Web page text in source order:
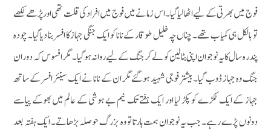
فوج میں بھرتی کے لیے اٹھا لیاگیا۔ اس زمانے میں فوج میں افراد کی قلت تھی اور پڑھے لکھے
تو بالکل ہی کمیاب تھے۔ چناں چہ خلیل طوقار کے نانا کو ایک جنگی جہاز کا افسر بنا دیاگیا۔ چودہ
پندرہ سال کا یہ نوجوان اپنی بٹالین کو لے کر جنگ کے لیے روانہ ہوگیا۔ مگر افسوس کہ دوران
جنگ وہ جہاز ڈوب گیا۔ بیشتر فوجی شہید ہوگئے مگر ان کے نانا نے ایک سینئر افسر کے ساتھ
جہاز کے ایک ٹکڑے کو پکڑ لیا اور ایک ہفتے تک نیم بے ہوشی کے عالم میں بھوکے پیاسے
دونوں پڑے رہے۔ جب یہ نوجوان ہمت ہارتا تو وہ بزرگ حوصلہ بڑھاتے۔ ایک ہفتہ بعد